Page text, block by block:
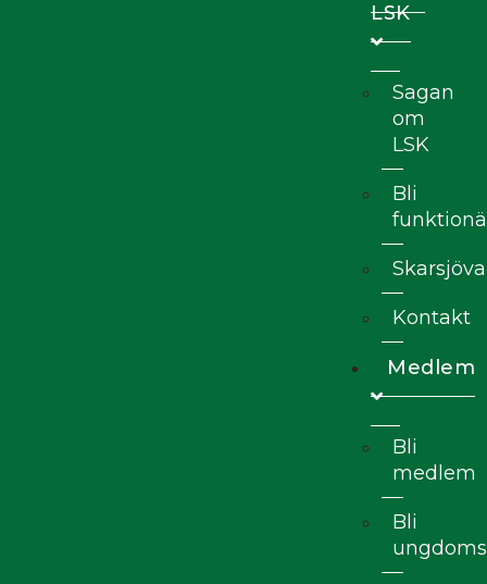
LSK
Sagan
om
LSK
Bli
Kontakt
Medlem
Bli
medlem
Bli